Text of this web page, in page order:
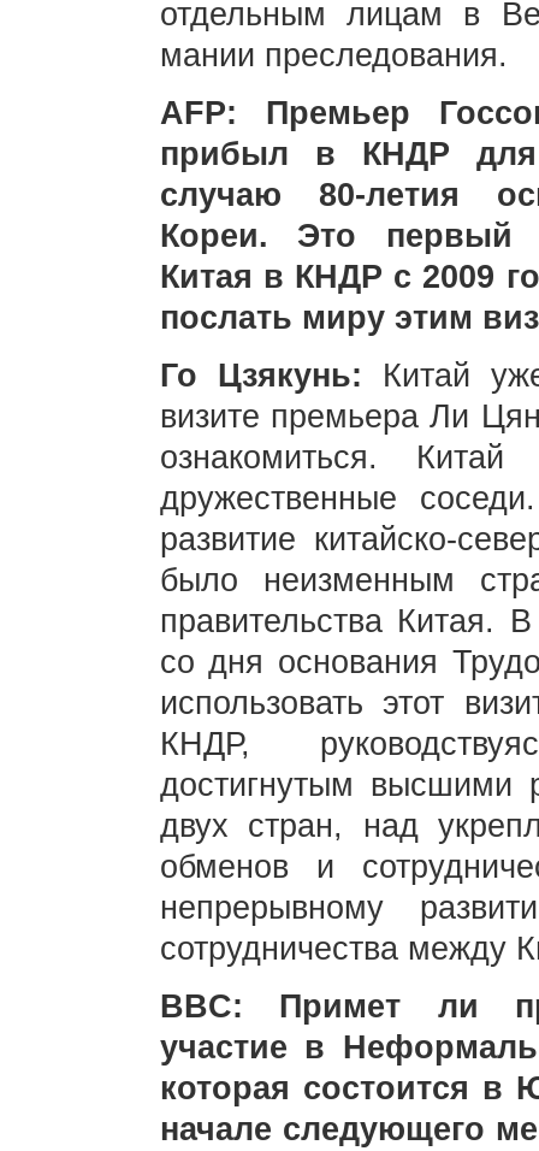
отдельным лицам в
мании преследования.
AFP: Премьер
прибыл в КНДР для
случаю 80-летия
Кореи. Это первый
Китая в КНДР с 2009
послать миру этим
Го Цзякунь: Китай
визите премьера Ли
ознакомиться.
дружественные
развитие китайско-
было неизменным
правительства Китая.
со дня основания
использовать этот
КНДР,
достигнутым высшими
двух стран, над
обменов и
непрерывному
сотрудничества между
BBC: Примет ли
участие в
которая состоится в
начале следующего